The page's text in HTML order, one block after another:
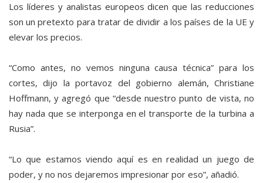
Los líderes y analistas europeos dicen que las reducciones
son un pretexto para tratar de dividir a los países de la UE y
elevar los precios.
“Como antes, no vemos ninguna causa técnica” para los
cortes, dijo la portavoz del gobierno alemán, Christiane
Hoffmann, y agregó que “desde nuestro punto de vista, no
hay nada que se interponga en el transporte de la turbina a
Rusia”.
“Lo que estamos viendo aquí es en realidad un juego de
poder, y no nos dejaremos impresionar por eso”, añadió.